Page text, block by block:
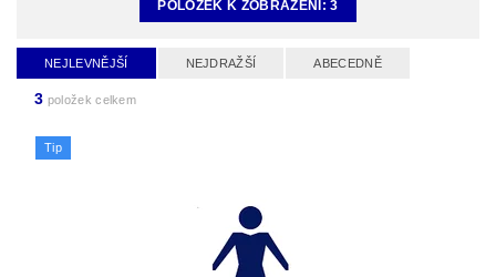
POLOŽEK K ZOBRAZENÍ:3
NEJLEVNĚJŠÍ NEJDRAŽŠÍ ABECEDNĚ
3 položek celkem
Tip